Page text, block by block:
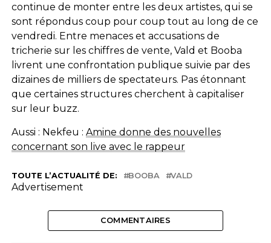
continue de monter entre les deux artistes, qui se
sont répondus coup pour coup tout au long de ce
vendredi. Entre menaces et accusations de
tricherie sur les chiffres de vente, Vald et Booba
livrent une confrontation publique suivie par des
dizaines de milliers de spectateurs. Pas étonnant
que certaines structures cherchent à capitaliser
sur leur buzz.
Aussi : Nekfeu : Amine donne des nouvelles
concernant son live avec le rappeur
TOUTE L’ACTUALITÉ DE: BOOBA VALD
Advertisement
COMMENTAIRES